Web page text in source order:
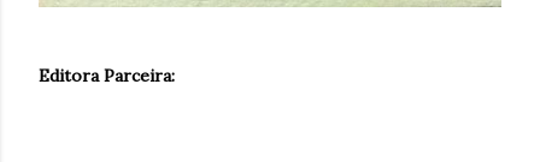
Editora Parceira: